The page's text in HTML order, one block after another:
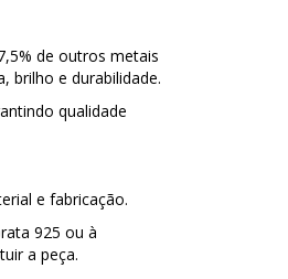
de outros metais
brilho e durabilidade.
qualidade
e fabricação.
925 ou à
a peça.